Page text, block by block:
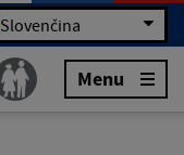
Slovenčina
Menu